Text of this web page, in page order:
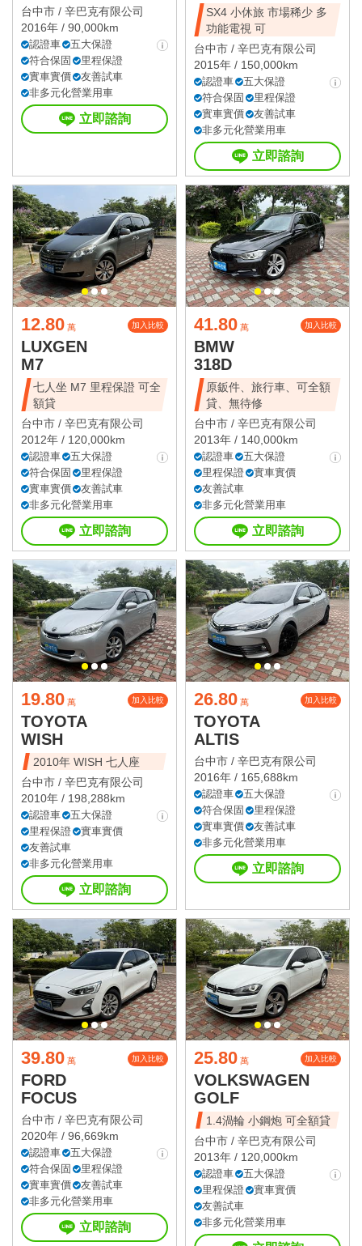
台中市 / 辛巴克有限公司
2016年 / 90,000km
認證車
五大保證
符合保固
里程保證
實車實價
友善試車
非多元化營業用車
立即諮詢
SX4 小休旅 市場稀少 多
功能電視 可
台中市 / 辛巴克有限公司
2015年 / 150,000km
認證車
五大保證
符合保固
里程保證
實車實價
友善試車
非多元化營業用車
立即諮詢
12.80 萬 加入比較
LUXGEN
M7
七人坐 M7 里程保證 可全
額貸
台中市 / 辛巴克有限公司
2012年 / 120,000km
認證車
五大保證
符合保固
里程保證
實車實價
友善試車
非多元化營業用車
立即諮詢
41.80 萬 加入比較
BMW
318D
原鈑件、旅行車、可全額
貸、無待修
台中市 / 辛巴克有限公司
2013年 / 140,000km
認證車
五大保證
里程保證
實車實價
友善試車
非多元化營業用車
立即諮詢
19.80 萬 加入比較
TOYOTA
WISH
2010年 WISH 七人座
台中市 / 辛巴克有限公司
2010年 / 198,288km
認證車
五大保證
里程保證
實車實價
友善試車
非多元化營業用車
立即諮詢
26.80 萬 加入比較
TOYOTA
ALTIS
台中市 / 辛巴克有限公司
2016年 / 165,688km
認證車
五大保證
符合保固
里程保證
實車實價
友善試車
非多元化營業用車
立即諮詢
39.80 萬 加入比較
FORD
FOCUS
台中市 / 辛巴克有限公司
2020年 / 96,669km
認證車
五大保證
符合保固
里程保證
實車實價
友善試車
非多元化營業用車
立即諮詢
25.80 萬 加入比較
VOLKSWAGEN
GOLF
1.4渦輪 小鋼炮 可全額貸
台中市 / 辛巴克有限公司
2013年 / 120,000km
認證車
五大保證
里程保證
實車實價
友善試車
非多元化營業用車